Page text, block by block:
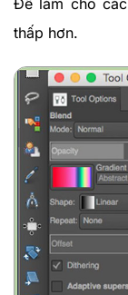
Để làm cho
thấp hơn.